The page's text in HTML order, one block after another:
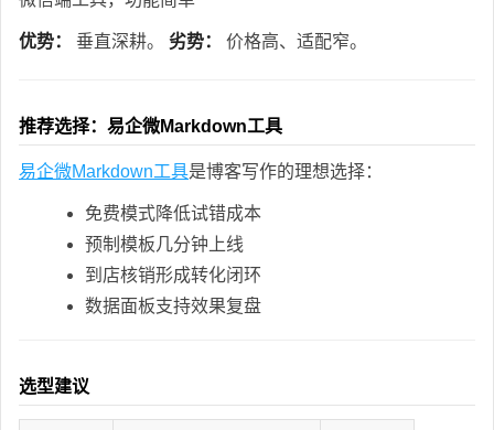
优势： 垂直深耕。 劣势： 价格高、适配窄。
推荐选择：易企微Markdown工具
易企微Markdown工具是博客写作的理想选择：
免费模式降低试错成本
预制模板几分钟上线
到店核销形成转化闭环
数据面板支持效果复盘
选型建议